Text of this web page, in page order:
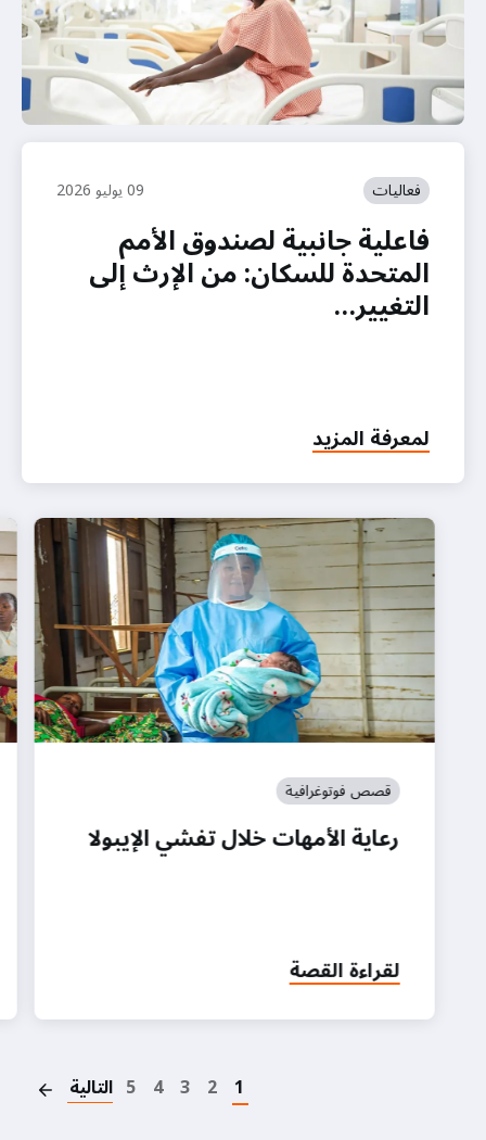
فعاليات 09 يوليو 2026
فاعلية جانبية لصندوق الأمم
المتحدة للسكان: من الإرث إلى
التغيير…
لمعرفة المزيد
قصص فوتوغرافية
رعاية الأمهات خلال تفشي الإيبولا
لقراءة القصة
1
2
3
4
5 التالية